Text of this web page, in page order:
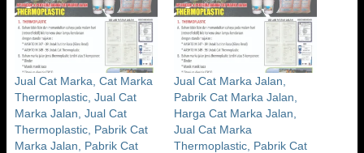
Jual Cat Marka, Cat Marka
Thermoplastic, Jual Cat
Marka Jalan, Jual Cat
Thermoplastic, Pabrik Cat
Marka Jalan, Pabrik Cat
Jual Cat Marka Jalan,
Pabrik Cat Marka Jalan,
Harga Cat Marka Jalan,
Jual Cat Marka
Thermoplastic, Pabrik Cat